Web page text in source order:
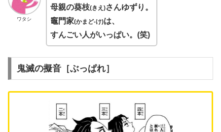
ワタシ
母親の葵枝(きえ)さんゆずり。
竈門家(かまど‐け)は、
すんごい人がいっぱい。(笑)
鬼滅の擬音［ぶっぱれ］